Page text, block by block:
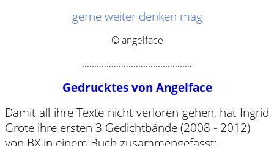
gerne weiter denken mag
© angelface
.............................................
Gedrucktes von Angelface
Damit all ihre Texte nicht verloren gehen, hat Ingrid
Grote ihre ersten 3 Gedichtbände (2008 - 2012)
von BX in einem Buch zusammengefasst;